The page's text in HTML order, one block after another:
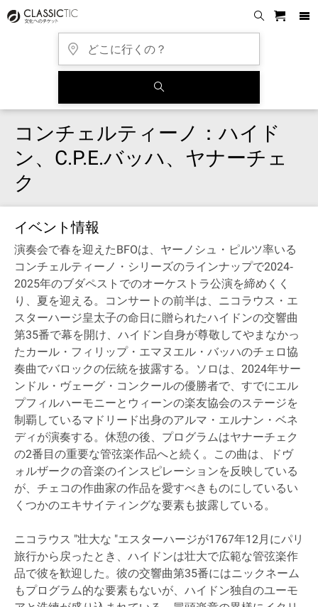
コンチェルティーノ：ハイド
ン、C.P.E.バッハ、ヤナーチェ
ク
イベント情報
演奏会で春を迎えたBFOは、ヤーノシュ・ピルツ率いる
コンチェルティーノ・シリーズのラインナップで2024‐
2025年のブダペストでのオーケストラ公演を締めくく
り、夏を迎える。コンサートの前半は、ニコラウス・エ
スターハージ皇太子の命日に贈られたハイドンの交響曲
第35番で幕を開け、ハイドン自身が尊敬してやまなかっ
たカール・フィリップ・エマヌエル・バッハのチェロ協
奏曲でバロックの伝統を披露する。ソロは、2024年サー
ンドル・ヴェーグ・コンクールの優勝者で、すでにエル
プフィルハーモニーとウィーンの楽友協会のステージを
制覇しているマドリード出身のアルマ・エルナン・ベネ
ディが演奏する。休憩の後、プログラムはヤナーチェク
の2番目の重要な管弦楽作品へと続く。この曲は、ドヴ
ォルザークの音楽のインスピレーションを反映している
が、チェコの作曲家の作品を愛すべきものにしているい
くつかのエキサイティングな要素も披露している。
ニコラウス "壮大な "エスターハージが1767年12月にパリ
旅行から戻ったとき、ハイドンは壮大で広範な管弦楽作
品で彼を歓迎した。彼の交響曲第35番にはニックネーム
もプログラム的な要素もないが、ハイドン独自のユーモ